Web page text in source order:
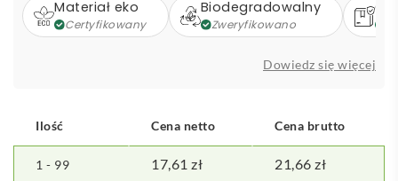
el.
Materiał eko
Certyfikowany
Biodegradowalny
Zweryfikowano
Dowiedz się więcej
Ilość Cena netto Cena brutto
1 - 99 17,61 zł 21,66 zł